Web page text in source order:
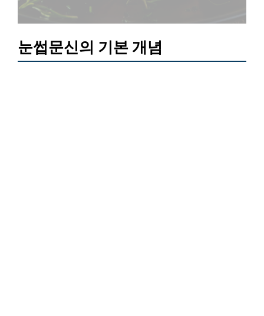
눈썹문신의 기본 개념